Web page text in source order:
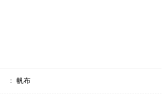
： 帆布